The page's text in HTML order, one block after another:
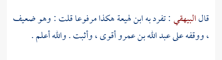
قالالبيهقي: تفرد بهابن لهيعةهكذا مرفوعا قلت : وهو ضعيف
، ووقفه علىعبد الله بن عمروأقوى ، وأثبت . والله أعلم .